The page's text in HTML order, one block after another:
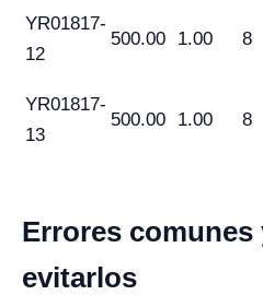
YR01817-
12
500.00 1.00 8
YR01817-
13
500.00 1.00 8
Errores comunes
evitarlos